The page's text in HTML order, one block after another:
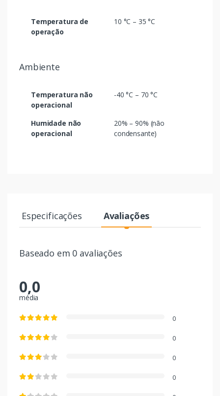
Temperatura de
operação
10 °C – 35 °C
Ambiente
Temperatura não
operacional
-40 °C – 70 °C
Humidade não
operacional
20% – 90% (não
condensante)
Especificações Avaliações
Baseado em 0 avaliações
0,0
média
0
0
0
0